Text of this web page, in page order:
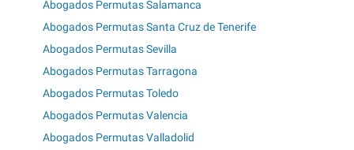
Abogados Permutas Salamanca
Abogados Permutas Santa Cruz de Tenerife
Abogados Permutas Sevilla
Abogados Permutas Tarragona
Abogados Permutas Toledo
Abogados Permutas Valencia
Abogados Permutas Valladolid